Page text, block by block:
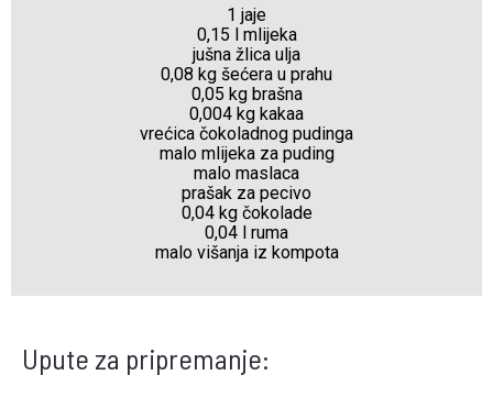
1 jaje
0,15 l mlijeka
jušna žlica ulja
0,08 kg šećera u prahu
0,05 kg brašna
0,004 kg kakaa
vrećica čokoladnog pudinga
malo mlijeka za puding
malo maslaca
prašak za pecivo
0,04 kg čokolade
0,04 l ruma
malo višanja iz kompota
Upute za pripremanje: